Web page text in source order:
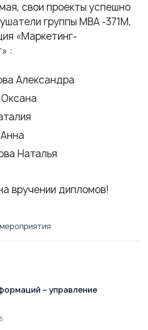
свои проекты успешно
группы МВА -371М,
«Маркетинг-
:
Александра
Наталья
вручении дипломов!
– управление